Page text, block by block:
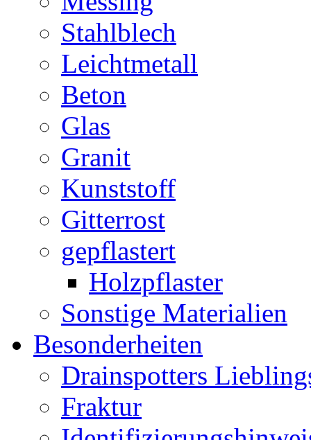
Stahlblech
Leichtmetall
Beton
Glas
Granit
Kunststoff
Gitterrost
gepflastert
Holzpflaster
Sonstige Materialien
Besonderheiten
Drainspotters
Fraktur